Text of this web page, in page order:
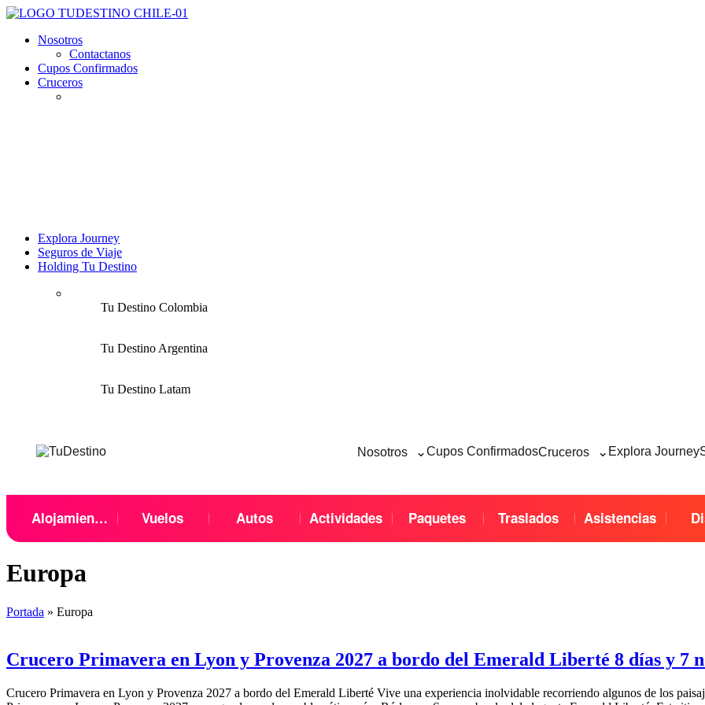
Nosotros
Contactanos
Cupos Confirmados
Cruceros
Explora Journey
Seguros de Viaje
Holding Tu Destino
Tu Destino Colombia
Tu Destino Argentina
Tu Destino Latam
Nosotros ⌄Cupos ConfirmadosCruceros ⌄ Explora Journey
Alojamientos Vuelos Autos Actividades Paquetes Traslados Asistencias
Europa
Portada » Europa
Crucero Primavera en Lyon y Provenza 2027 a bordo del Emerald Liberté 8 días y 7
Crucero Primavera en Lyon y Provenza 2027 a bordo del Emerald Liberté Vive una experiencia inolvidable recorriendo algunos de los